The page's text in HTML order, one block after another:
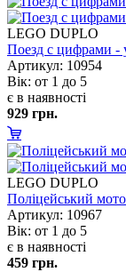
LEGO DUPLO
Поезд с цифрами -
Артикул: 10954
ік: от 1 до 5
є в наявності
929 грн.
LEGO DUPLO
Поліцейський
Артикул: 10967
ік: от 1 до 5
є в наявності
459 грн.